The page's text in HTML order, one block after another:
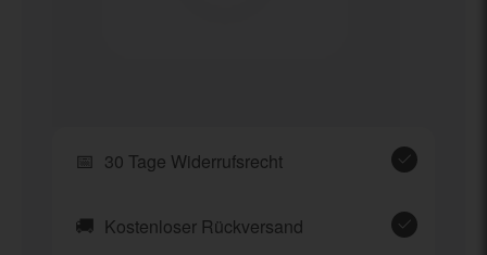
📅 30 Tage Widerrufsrecht
🚚 Kostenloser Rückversand